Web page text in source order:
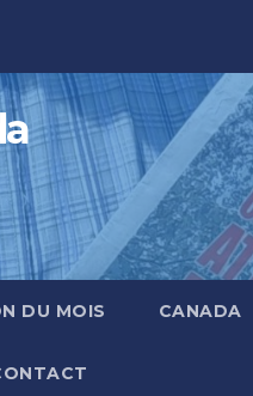
DU MOIS CANADA